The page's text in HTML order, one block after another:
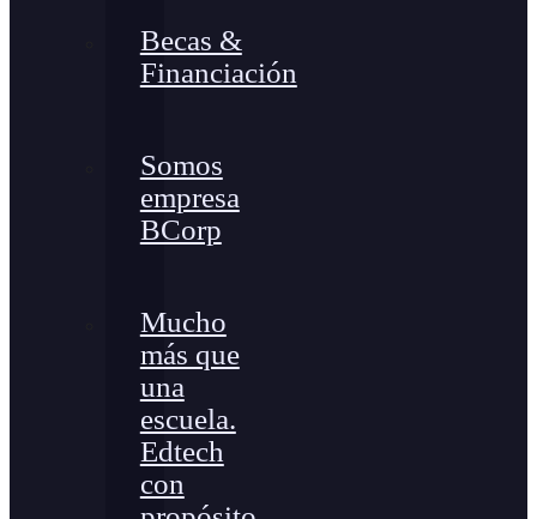
Becas &
Financiación
Somos
empresa
BCorp
Mucho
más que
una
escuela.
Edtech
con